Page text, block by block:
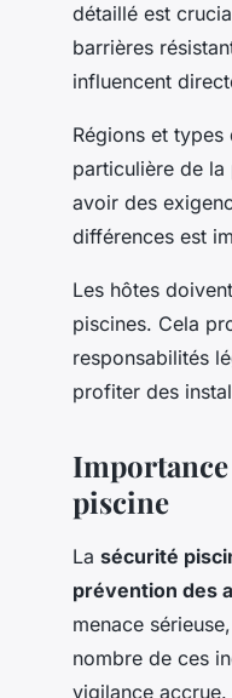
détaillé est
barrières
influencent
Régions et
particulière de
avoir des
différences est
Les hôtes
piscines. Cela
responsabilités
profiter des
Importance
piscine
La sécurité
prévention des
menace
nombre de ces
vigilance accrue.